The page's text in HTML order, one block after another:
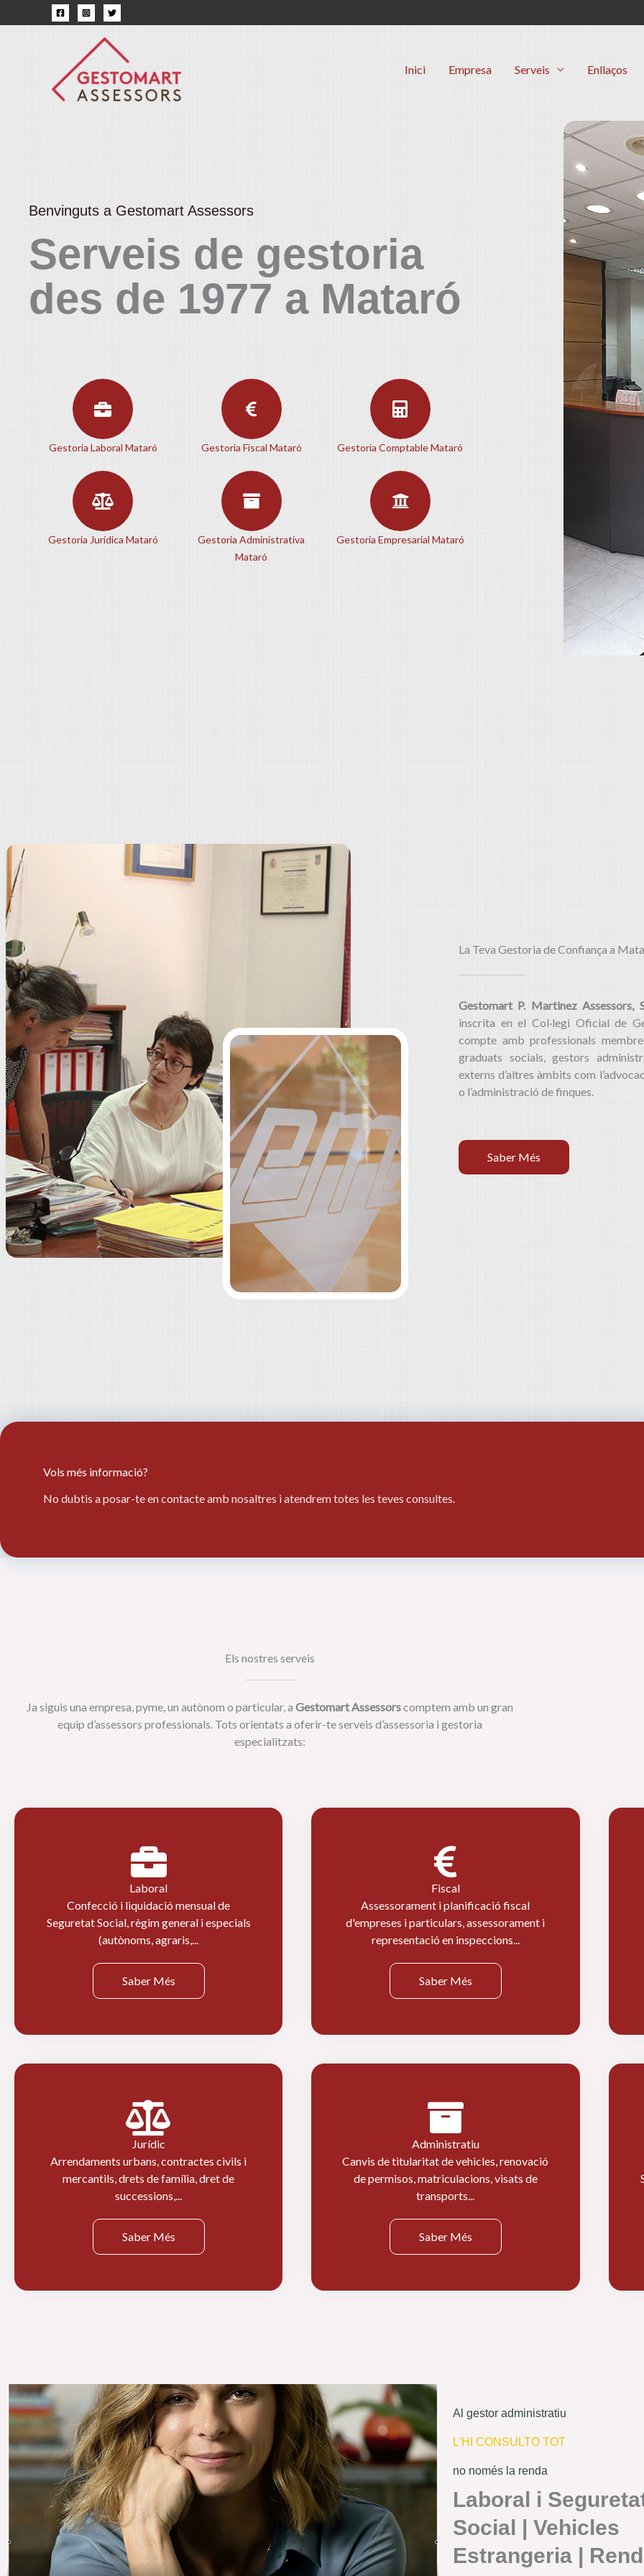
al
Inici
Empresa Serveis Enllaços
Benvinguts a Gestomart Assessors
Serveis de gestoria
des de 1977 a Mataró
Gestoria Laboral Mataró Gestoria Fiscal Mataró Gestoria Comptable Mataró
Gestoria Jurídica Mataró
Gestoria Administrativa
Mataró
Gestoria Empresarial Mataró
La Teva Gestoria de Confiança a
Gestomart P. Martinez Assessors,
inscrita en el Col·legi Oficial de
compte amb professionals
graduats socials, gestors
externs d’altres àmbits com
o l’administració de finques.
Saber Més
Vols més informació?
No dubtis a posar-te en contacte amb nosaltres i atendrem totes les teves consultes.
Els nostres serveis
Ja siguis una empresa, pyme, un autònom o particular, a Gestomart Assessorscomptem amb un gran
equip d’assessors professionals. Tots orientats a oferir-te serveis d’assessoria i gestoria
especialitzats:
Laboral
Confecció i liquidació mensual de
Seguretat Social, règim general i especials
(autònoms, agraris,...
Saber Més
Fiscal
Assessorament i planificació fiscal
d'empreses i particulars, assessorament i
representació en inspeccions...
Saber Més
Jurídic
Arrendaments urbans, contractes civils i
mercantils, drets de família, dret de
successions,...
Saber Més
Administratiu
Canvis de titularitat de vehicles, renovació
de permisos, matriculacions, visats de
transports...
Saber Més
Al gestor administratiu
L'HI CONSULTO TOT
no només la renda
Laboral i
Social | Vehicles
Estrangeria |